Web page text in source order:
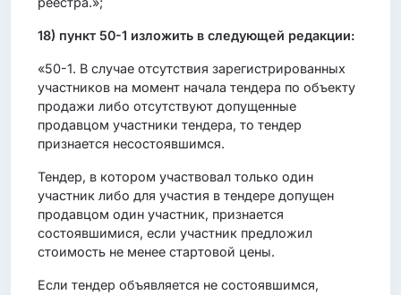
18) пункт 50-1 изложить в следующей редакции:
«50-1. В случае отсутствия зарегистрированных
участников на момент начала тендера по объекту
продажи либо отсутствуют допущенные
продавцом участники тендера, то тендер
признается несостоявшимся.
Тендер, в котором участвовал только один
участник либо для участия в тендере допущен
продавцом один участник, признается
состоявшимися, если участник предложил
стоимость не менее стартовой цены.
Если тендер объявляется не состоявшимся,